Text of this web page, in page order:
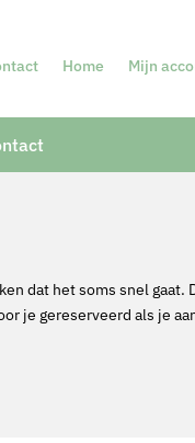
Home Mijn
dat het soms snel gaat.
je gereserveerd als je